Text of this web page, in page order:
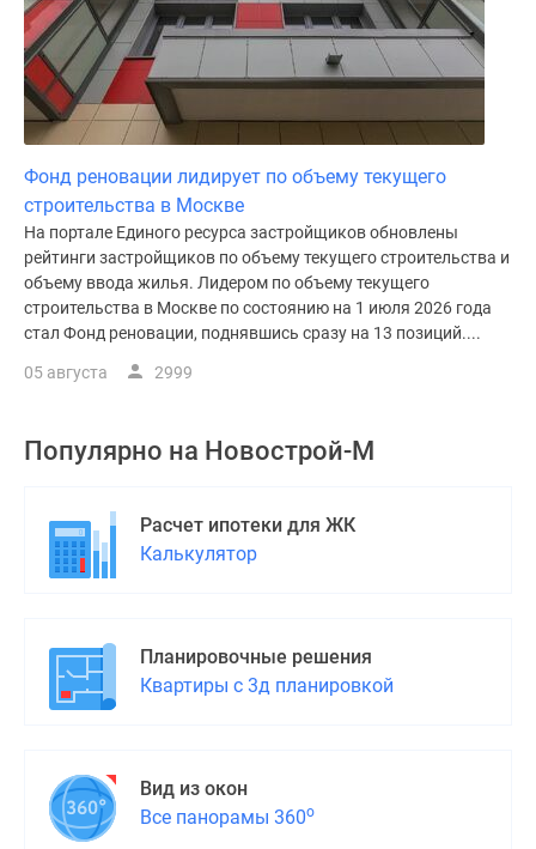
Фонд реновации лидирует по объему текущего
строительства в Москве
На портале Единого ресурса застройщиков обновлены
рейтинги застройщиков по объему текущего строительства и
объему ввода жилья. Лидером по объему текущего
строительства в Москве по состоянию на 1 июля 2026 года
стал Фонд реновации, поднявшись сразу на 13 позиций....
05 августа 2999
Популярно на Новострой-М
Расчет ипотеки для ЖК
Калькулятор
Планировочные решения
Квартиры с 3д планировкой
Вид из окон
Все панорамы 360о